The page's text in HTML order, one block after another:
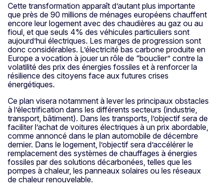
Cette transformation apparaît d’autant plus importante
que près de 90 millions de ménages européens chauffent
encore leur logement avec des chaudières au gaz ou au
fioul, et que seuls 4% des véhicules particuliers sont
aujourd’hui électriques. Les marges de progression sont
donc considérables. L’électricité bas carbone produite en
Europe a vocation à jouer un rôle de “bouclier” contre la
volatilité des prix des énergies fossiles et à renforcer la
résilience des citoyens face aux futures crises
énergétiques.
Ce plan visera notamment à lever les principaux obstacles
à l’électrification dans les différents secteurs (industrie,
transport, bâtiment). Dans les transports, l’objectif sera de
faciliter l’achat de voitures électriques à un prix abordable,
comme annoncé dans le plan automobile de décembre
dernier. Dans le logement, l’objectif sera d’accélérer le
remplacement des systèmes de chauffages à énergies
fossiles par des solutions décarbonées, telles que les
pompes à chaleur, les panneaux solaires ou les réseaux
de chaleur renouvelable.